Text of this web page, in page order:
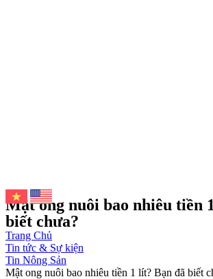
Mật ong nuôi bao nhiêu tiền
biết chưa?
Trang Chủ
Tin tức & Sự kiện
Tin Nông Sản
Mật ong nuôi bao nhiêu tiền 1 lít? Bạn đã biết